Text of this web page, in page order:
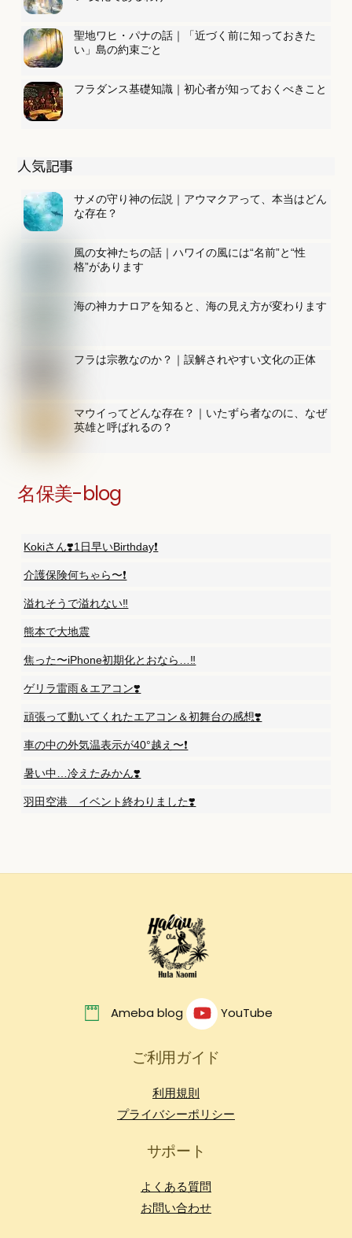
聖地ワヒ・パナの話｜「近づく前に知っておきた
い」島の約束ごと
フラダンス基礎知識｜初心者が知っておくべきこと
人気記事
サメの守り神の伝説｜アウマクアって、本当はどん
な存在？
風の女神たちの話｜ハワイの風には“名前”と“性
格”があります
海の神カナロアを知ると、海の見え方が変わります
フラは宗教なのか？｜誤解されやすい文化の正体
マウイってどんな存在？｜いたずら者なのに、なぜ
英雄と呼ばれるの？
名保美-blog
Kokiさん❣️1日早いBirthday❗️
介護保険何ちゃら〜❗️
溢れそうで溢れない‼️
熊本で大地震
焦った〜iPhone初期化とおなら…‼️
ゲリラ雷雨＆エアコン❣️
頑張って動いてくれたエアコン＆初舞台の感想❣️
車の中の外気温表示が40°越え〜❗️
暑い中…冷えたみかん❣️
羽田空港 イベント終わりました❣️
Back
To
Top
Ameba blog YouTube
ご利用ガイド
利用規則
プライバシーポリシー
サポート
よくある質問
お問い合わせ